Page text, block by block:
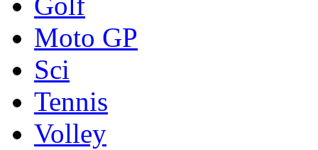
Moto GP
Sci
Tennis
Volley